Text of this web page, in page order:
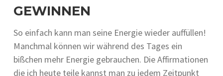
GEWINNEN
So einfach kann man seine Energie wieder auffüllen!
Manchmal können wir während des Tages ein
bißchen mehr Energie gebrauchen. Die Affirmationen
die ich heute teile kannst man zu jedem Zeitpunkt